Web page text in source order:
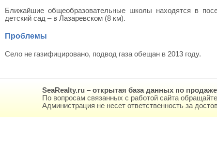
Ближайшие общеобразовательные школы находятся в
детский сад – в Лазаревском (8 км).
Проблемы
Село не газифицировано, подвод газа обещан в 2013 году.
SeaRealty.ru – открытая база данных по
По вопросам связанных с работой сайта
Администрация не несет ответственность за